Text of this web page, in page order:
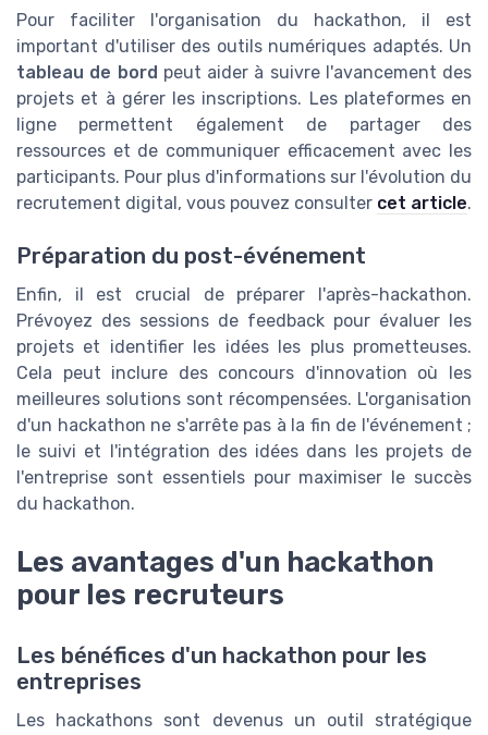
Pour faciliter l'organisation du hackathon, il est
important d'utiliser des outils numériques adaptés. Un
tableau de bord peut aider à suivre l'avancement des
projets et à gérer les inscriptions. Les plateformes en
ligne permettent également de partager des
ressources et de communiquer efficacement avec les
participants. Pour plus d'informations sur l'évolution du
recrutement digital, vous pouvez consulter cet article.
Préparation du post-événement
Enfin, il est crucial de préparer l'après-hackathon.
Prévoyez des sessions de feedback pour évaluer les
projets et identifier les idées les plus prometteuses.
Cela peut inclure des concours d'innovation où les
meilleures solutions sont récompensées. L'organisation
d'un hackathon ne s'arrête pas à la fin de l'événement ;
le suivi et l'intégration des idées dans les projets de
l'entreprise sont essentiels pour maximiser le succès
du hackathon.
Les avantages d'un hackathon
pour les recruteurs
Les bénéfices d'un hackathon pour les
entreprises
Les hackathons sont devenus un outil stratégique